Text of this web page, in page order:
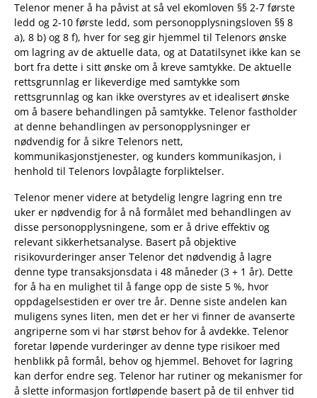
Telenor mener å ha påvist at så vel ekomloven §§ 2-7 første
ledd og 2-10 første ledd, som personopplysningsloven §§ 8
a), 8 b) og 8 f), hver for seg gir hjemmel til Telenors ønske
om lagring av de aktuelle data, og at Datatilsynet ikke kan se
bort fra dette i sitt ønske om å kreve samtykke. De aktuelle
rettsgrunnlag er likeverdige med samtykke som
rettsgrunnlag og kan ikke overstyres av et idealisert ønske
om å basere behandlingen på samtykke. Telenor fastholder
at denne behandlingen av personopplysninger er
nødvendig for å sikre Telenors nett,
kommunikasjonstjenester, og kunders kommunikasjon, i
henhold til Telenors lovpålagte forpliktelser.
Telenor mener videre at betydelig lengre lagring enn tre
uker er nødvendig for å nå formålet med behandlingen av
disse personopplysningene, som er å drive effektiv og
relevant sikkerhetsanalyse. Basert på objektive
risikovurderinger anser Telenor det nødvendig å lagre
denne type transaksjonsdata i 48 måneder (3 + 1 år). Dette
for å ha en mulighet til å fange opp de siste 5 %, hvor
oppdagelsestiden er over tre år. Denne siste andelen kan
muligens synes liten, men det er her vi finner de avanserte
angriperne som vi har størst behov for å avdekke. Telenor
foretar løpende vurderinger av denne type risikoer med
henblikk på formål, behov og hjemmel. Behovet for lagring
kan derfor endre seg. Telenor har rutiner og mekanismer for
å slette informasjon fortløpende basert på de til enhver tid